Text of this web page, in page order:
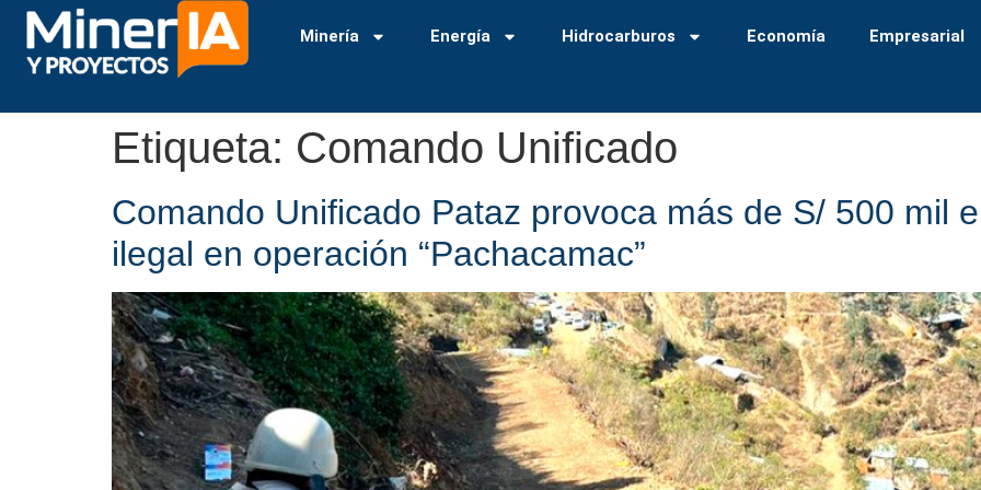
Minería Energía Hidrocarburos Economía Empresarial
Etiqueta: Comando Unificado
Comando Unificado Pataz provoca más de S/ 500 mil
ilegal en operación “Pachacamac”